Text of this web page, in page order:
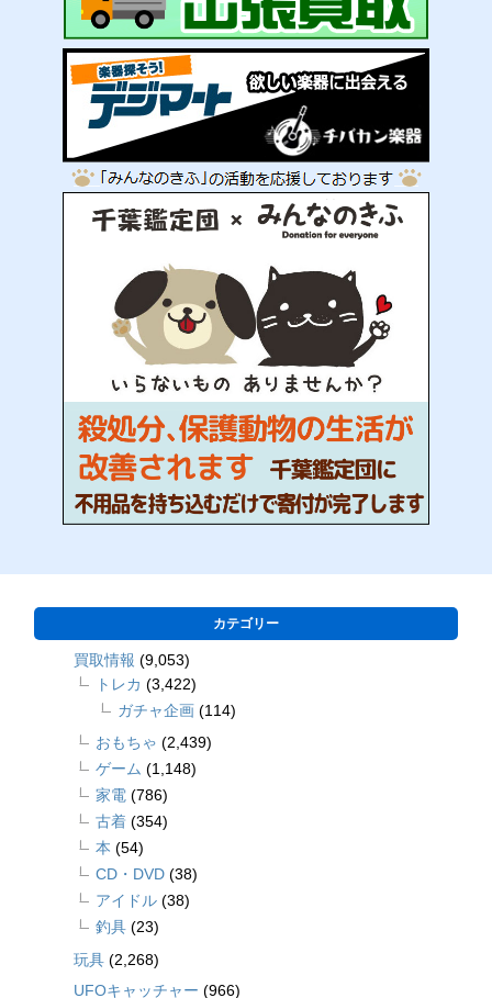
カテゴリー
買取情報 (9,053)
トレカ (3,422)
ガチャ企画 (114)
おもちゃ (2,439)
ゲーム (1,148)
家電 (786)
古着 (354)
本 (54)
CD・DVD (38)
アイドル (38)
釣具 (23)
玩具 (2,268)
UFOキャッチャー (966)